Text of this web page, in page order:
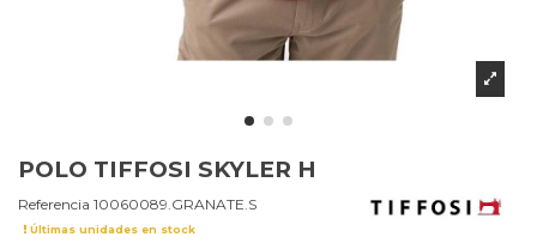
POLO TIFFOSI SKYLER H
Referencia 10060089.GRANATE.S
Últimas unidades en stock